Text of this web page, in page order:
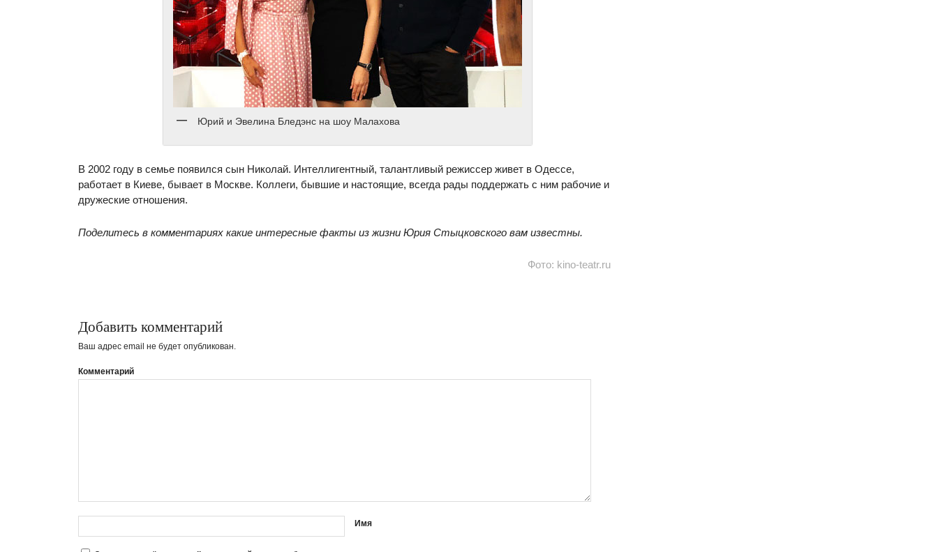
Юрий и Эвелина Бледэнс на шоу Малахова
В 2002 году в семье появился сын Николай. Интеллигентный, талантливый режиссер живет в Одессе,
работает в Киеве, бывает в Москве. Коллеги, бывшие и настоящие, всегда рады поддержать с ним рабочие и
дружеские отношения.
Поделитесь в комментариях какие интересные факты из жизни Юрия Стыцковского вам известны.
Фото: kino-teatr.ru
Добавить комментарий
Ваш адрес email не будет опубликован.
Комментарий
Имя